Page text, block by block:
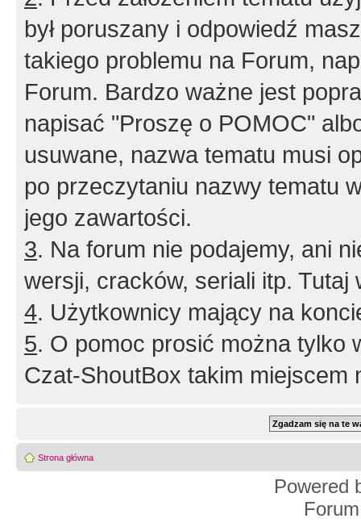
był poruszany i odpowiedź
takiego problemu na Forum,
Forum. Bardzo ważne jest
napisać "Proszę o POMOC"
usuwane, nazwa tematu musi
po przeczytaniu nazwy tematu
jego zawartości.
3. Na forum nie podajemy, ani
wersji, cracków, seriali itp. Tutaj
4. Użytkownicy mający na
5. O pomoc prosić można tylko
Czat-ShoutBox takim miejscem
Strona główna
Powered